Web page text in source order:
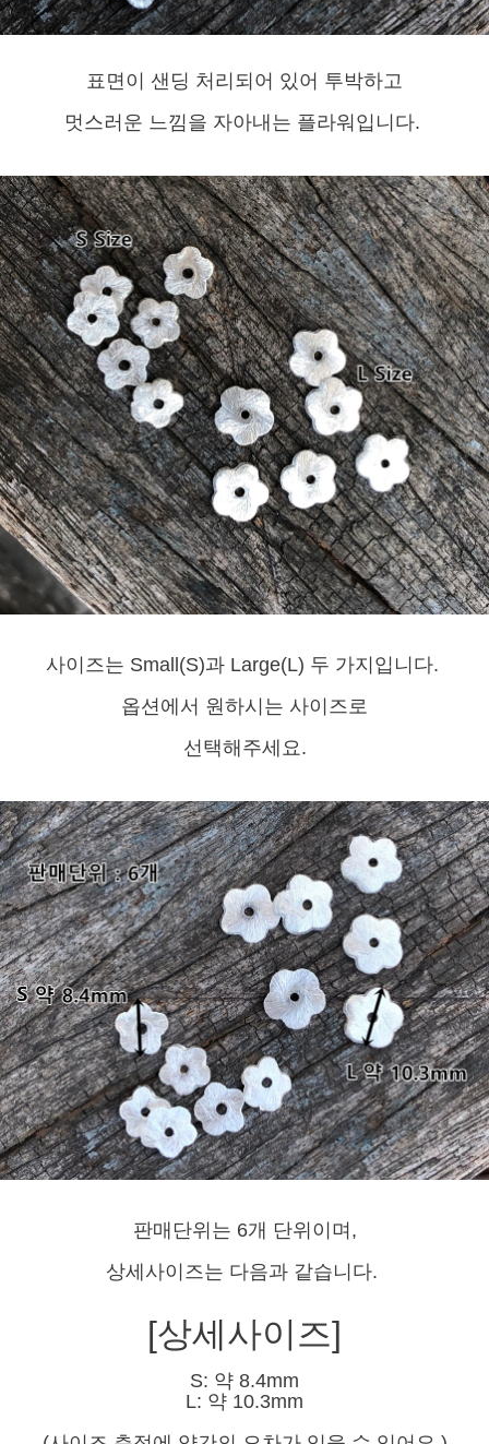
표면이 샌딩 처리되어 있어 투박하고
멋스러운 느낌을 자아내는 플라워입니다.
사이즈는 Small(S)과 Large(L) 두 가지입니다.
옵션에서 원하시는 사이즈로
선택해주세요.
판매단위는 6개 단위이며,
상세사이즈는 다음과 같습니다.
[상세사이즈]
S: 약 8.4mm
L: 약 10.3mm